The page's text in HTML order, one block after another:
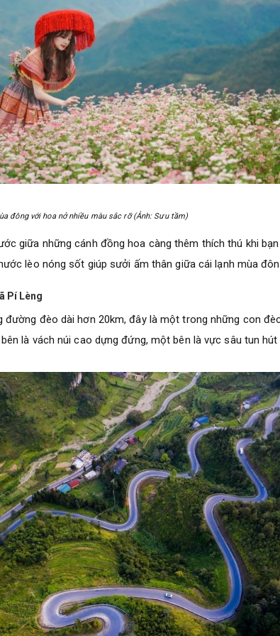
đông với hoa nở nhiều màu sắc rỡ (Ảnh: Sưu tầm)
giữa những cánh đồng hoa càng thêm thích thú khi
lèo nóng sốt giúp sưởi ấm thân giữa cái lạnh mùa
Pí Lèng
đường đèo dài hơn 20km, đây là một trong những con
là vách núi cao dựng đứng, một bên là vực sâu tun